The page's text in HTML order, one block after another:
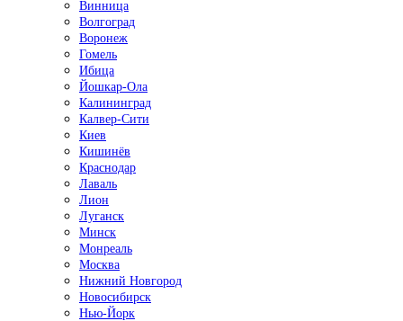
Винница
Волгоград
Воронеж
Гомель
Ибица
Йошкар-Ола
Калининград
Калвер-Сити
Киев
Кишинёв
Краснодар
Лаваль
Лион
Луганск
Минск
Монреаль
Москва
Нижний Новгород
Новосибирск
Нью-Йорк